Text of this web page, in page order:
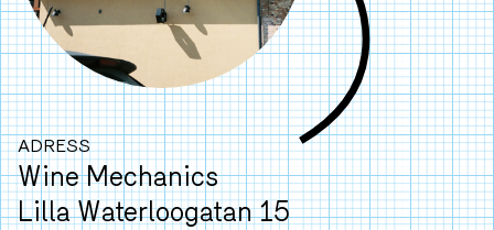
ADRESS
Wine Mechanics
Lilla Waterloogatan 15